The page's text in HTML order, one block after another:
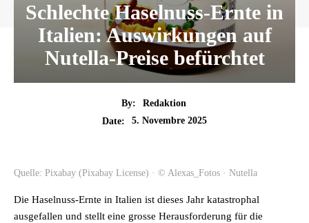
Schlechte Haselnuss-Ernte in
Italien: Auswirkungen auf
Nutella-Preise befürchtet
By:
Redaktion
Date:
5. Novembre 2025
Quelle: Pixabay (Pixabay License) · © Alexas_Fotos · Nutella
Die Haselnuss-Ernte in Italien ist dieses Jahr katastrophal
ausgefallen und stellt eine grosse Herausforderung für die